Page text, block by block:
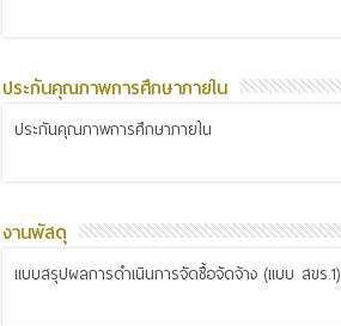
ประกันคุณภาพการศึกษาภายใน
ประกันคุณภาพการศึกษาภายใน
งานพัสดุ
แบบสรุปผลการดำเนินการจัดซื้อจัดจ้าง (แบบ สขร.1)